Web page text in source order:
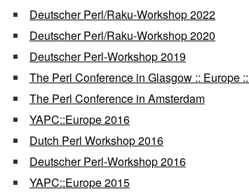
Deutscher Perl/Raku-Workshop 2022
Deutscher Perl/Raku-Workshop 2020
Deutscher Perl-Workshop 2019
The Perl Conference in Glasgow :: Europe
The Perl Conference in Amsterdam
YAPC::Europe 2016
Dutch Perl Workshop 2016
Deutscher Perl-Workshop 2016
YAPC::Europe 2015